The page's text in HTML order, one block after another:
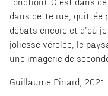
dans cette rue, quittée
débats encore et d’où
joliesse vérolée, le
une imagerie de
Guillaume Pinard, 2021